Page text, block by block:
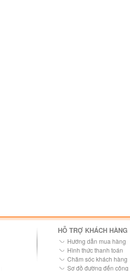
HỖ TRỢ KHÁCH HÀNG
Hướng dẫn mua hàng
Hình thức thanh toán
Chăm sóc khách hàng
Sơ đồ đường đến công